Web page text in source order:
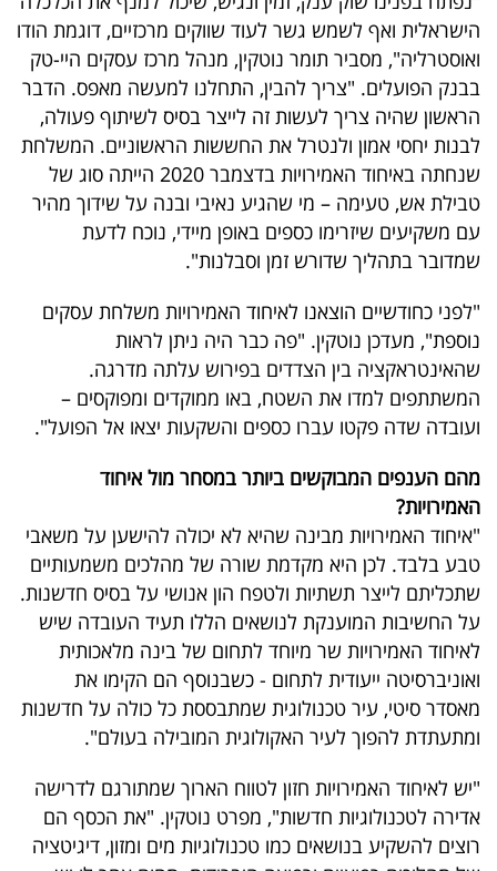
פעולה
דרושים
ניוזלטרים
מייל
אדום
פרסמו
באייס
עקבו
אחרינו:
הישראלית ואף לשמש גשר לעוד שווקים מרכזיים, דוגמת הודו
ואוסטרליה", מסביר תומר נוטקין, מנהל מרכז עסקים היי-טק
בבנק הפועלים. "צריך להבין, התחלנו למעשה מאפס. הדבר
הראשון שהיה צריך לעשות זה לייצר בסיס לשיתוף פעולה,
לבנות יחסי אמון ולנטרל את החששות הראשוניים. המשלחת
שנחתה באיחוד האמירויות בדצמבר 2020 הייתה סוג של
טבילת אש, טעימה – מי שהגיע נאיבי ובנה על שידוך מהיר
עם משקיעים שיזרימו כספים באופן מיידי, נוכח לדעת
שמדובר בתהליך שדורש זמן וסבלנות".
"לפני כחודשיים הוצאנו לאיחוד האמירויות משלחת עסקים
נוספת", מעדכן נוטקין. "פה כבר היה ניתן לראות
שהאינטראקציה בין הצדדים בפירוש עלתה מדרגה.
המשתתפים למדו את השטח, באו ממוקדים ומפוקסים –
ועובדה שדה פקטו עברו כספים והשקעות יצאו אל הפועל".
מהם הענפים המבוקשים ביותר במסחר מול איחוד
האמירויות?
"איחוד האמירויות מבינה שהיא לא יכולה להישען על משאבי
טבע בלבד. לכן היא מקדמת שורה של מהלכים משמעותיים
שתכליתם לייצר תשתיות ולטפח הון אנושי על בסיס חדשנות.
על החשיבות המוענקת לנושאים הללו תעיד העובדה שיש
לאיחוד האמירויות שר מיוחד לתחום של בינה מלאכותית
ואוניברסיטה ייעודית לתחום - כשבנוסף הם הקימו את
מאסדר סיטי, עיר טכנולוגית שמתבססת כל כולה על חדשנות
ומתעתדת להפוך לעיר האקולוגית המובילה בעולם".
"יש לאיחוד האמירויות חזון לטווח הארוך שמתורגם לדרישה
אדירה לטכנולוגיות חדשות", מפרט נוטקין. "את הכסף הם
רוצים להשקיע בנושאים כמו טכנולוגיות מים ומזון, דיגיטציה